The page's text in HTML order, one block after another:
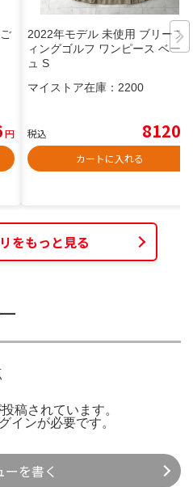
円
2022年モデル 未使用 ブリーフ
ィングゴルフ ワンピース ベージ
ュ S
マイストア在庫： 2200
税込 8120
カートに入れる
をもっと見る
稿されています。
インが必要です。
ーを書く